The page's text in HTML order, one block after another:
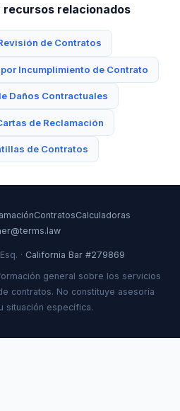
recursos relacionados
de Contratos
Incumplimiento de Contrato
Daños Contractuales
de Reclamación
de Contratos
ContratosCalculadoras
· California Bar #279869
general sobre los servicios
contratos. No constituye asesoría
situación específica.